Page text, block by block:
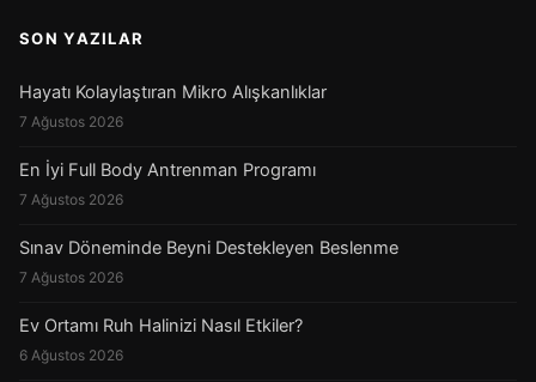
SON YAZILAR
Hayatı Kolaylaştıran Mikro Alışkanlıklar
7 Ağustos 2026
En İyi Full Body Antrenman Programı
7 Ağustos 2026
Sınav Döneminde Beyni Destekleyen Beslenme
7 Ağustos 2026
Ev Ortamı Ruh Halinizi Nasıl Etkiler?
6 Ağustos 2026